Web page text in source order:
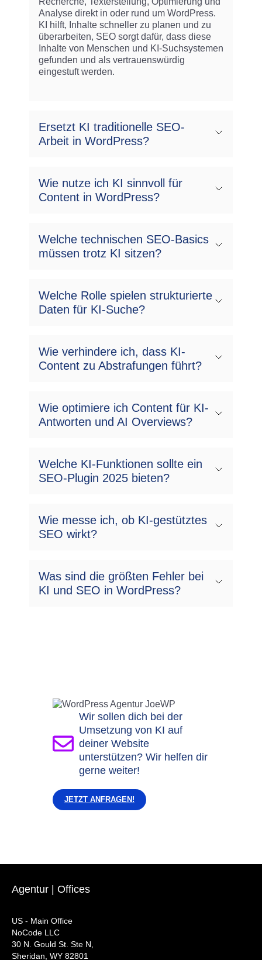
Analyse direkt in oder rund um WordPress.
KI hilft, Inhalte schneller zu planen und zu
überarbeiten, SEO sorgt dafür, dass diese
Inhalte von Menschen und KI‑Suchsystemen
gefunden und als vertrauenswürdig
eingestuft werden.
Ersetzt KI traditionelle SEO-
Arbeit in WordPress?
Wie nutze ich KI sinnvoll für
Content in WordPress?
Welche technischen SEO-Basics
müssen trotz KI sitzen?
Welche Rolle spielen strukturierte
Daten für KI-Suche?
Wie verhindere ich, dass KI-
Content zu Abstrafungen führt?
Wie optimiere ich Content für KI-
Antworten und AI Overviews?
Welche KI-Funktionen sollte ein
SEO-Plugin 2025 bieten?
Wie messe ich, ob KI-gestütztes
SEO wirkt?
Was sind die größten Fehler bei
KI und SEO in WordPress?
Wir sollen dich bei der
Umsetzung von KI auf
deiner Website
unterstützen? Wir helfen dir
gerne weiter!
JETZT ANFRAGEN!
Agentur | Offices
US - Main Office
NoCode LLC
30 N. Gould St. Ste N,
Sheridan, WY 82801